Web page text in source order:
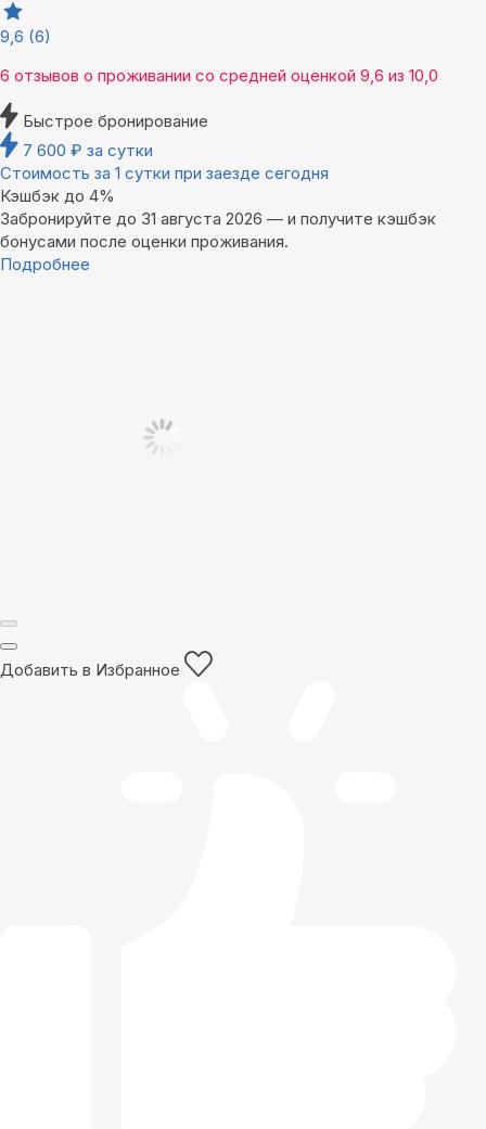
9,6 (6)
6 отзывов о проживании со средней оценкой 9,6 из 10,0
Быстрое бронирование
7 600 ₽ за сутки
Стоимость за 1 сутки при заезде сегодня
Кэшбэк до 4%
Забронируйте до 31 августа 2026 — и получите кэшбэк
бонусами после оценки проживания.
Подробнее
Добавить в Избранное